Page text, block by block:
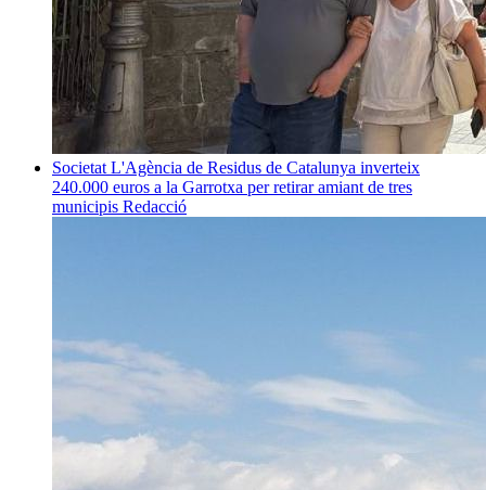
Societat L'Agència de Residus de Catalunya inverteix
240.000 euros a la Garrotxa per retirar amiant de tres
municipis Redacció